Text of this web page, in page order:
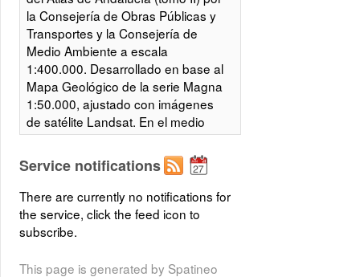
la Consejería de Obras Públicas y
Transportes y la Consejería de
Medio Ambiente a escala
1:400.000. Desarrollado en base al
Mapa Geológico de la serie Magna
1:50.000, ajustado con imágenes
de satélite Landsat. En el medio
terrestre se han establecido 12
Sistemas Morfogenéticos, 3 en el
Dominio marino-continental (litoral,
estuarino y eólico), y 8 en el
continental (fluvial, lacustre, fluvio-
gravitacional, denudativo,
periglaciar, kárstico-denudativo y
Service notifications
There are currently no notifications for
the service, click the feed icon to
subscribe.
This page is generated by Spatineo